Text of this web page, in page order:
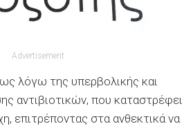
Advertisement
λόγω της υπερβολικής και
αντιβιοτικών, που καταστρέφει
επιτρέποντας στα ανθεκτικά να